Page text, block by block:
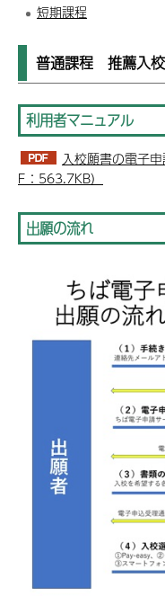
短期課程
普通課程 推薦入
利用者マニュアル
入校願書の電子
F：563.7KB）
出願の流れ